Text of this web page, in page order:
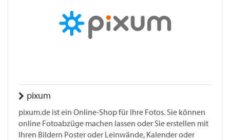
pixum
pixum.de ist ein Online-Shop für Ihre Fotos. Sie können
online Fotoabzüge machen lassen oder Sie erstellen mit
Ihren Bildern Poster oder Leinwände, Kalender oder